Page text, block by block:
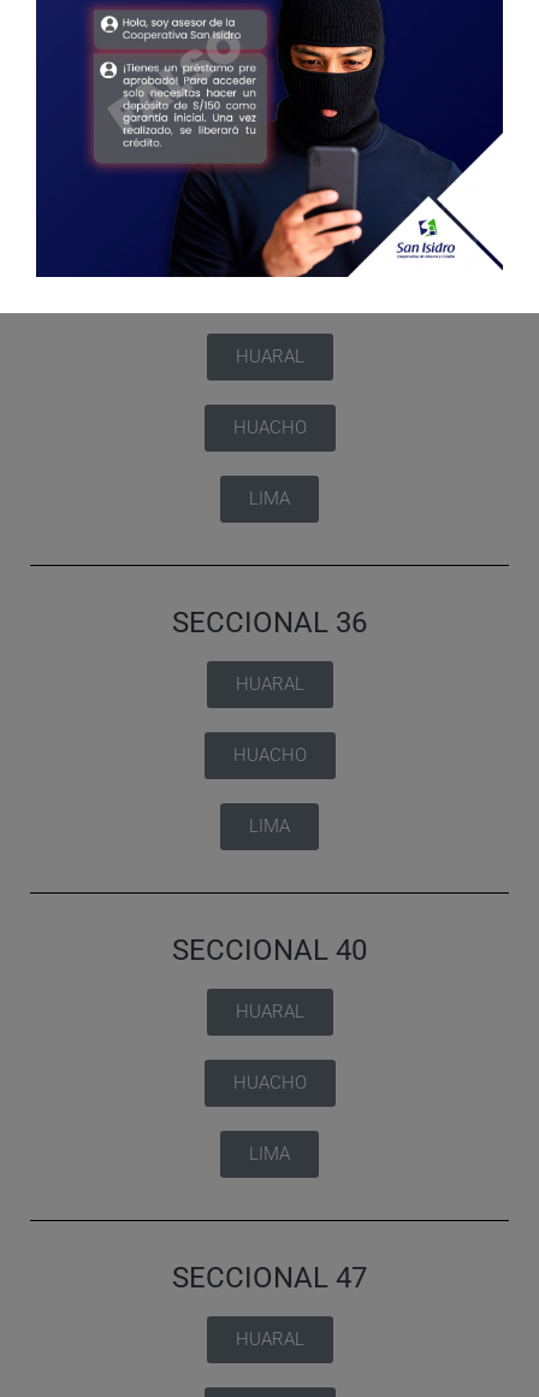
HUARAL
HUACHO
LIMA
HUARAL
HUACHO
LIMA
SECCIONAL 36
HUARAL
HUACHO
LIMA
SECCIONAL 40
HUARAL
HUACHO
LIMA
SECCIONAL 47
HUARAL